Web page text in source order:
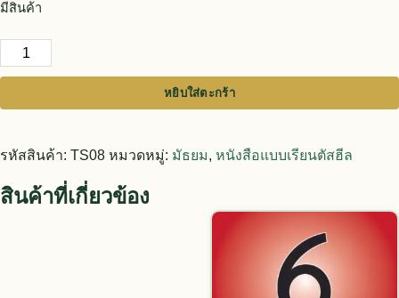
มีสินค้า
จำนวน แบบเรียนตัสฮีล ชั้นมัธยมศึกษา ปีที่ 2 ชิ้น
หยิบใส่ตะกร้า
รหัสสินค้า: TS08 หมวดหมู่: มัธยม, หนังสือแบบเรียนตัสฮีล
สินค้าที่เกี่ยวข้อง